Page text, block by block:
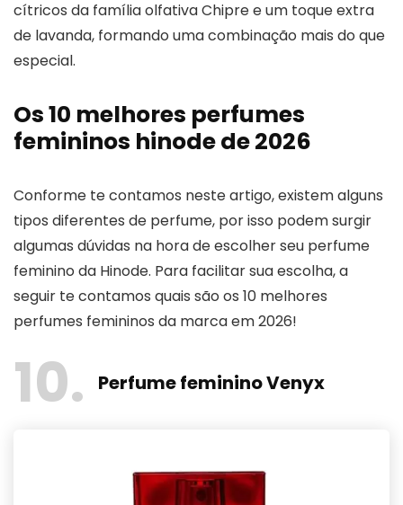
cítricos da família olfativa Chipre e um toque extra
de lavanda, formando uma combinação mais do que
especial.
Os 10 melhores perfumes
femininos hinode de 2026
Conforme te contamos neste artigo, existem alguns
tipos diferentes de perfume, por isso podem surgir
algumas dúvidas na hora de escolher seu perfume
feminino da Hinode. Para facilitar sua escolha, a
seguir te contamos quais são os 10 melhores
perfumes femininos da marca em 2026!
10 Perfume feminino Venyx